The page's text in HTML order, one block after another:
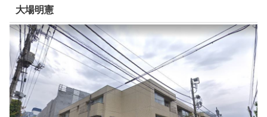
大場明憲